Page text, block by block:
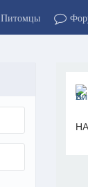
Питомцы